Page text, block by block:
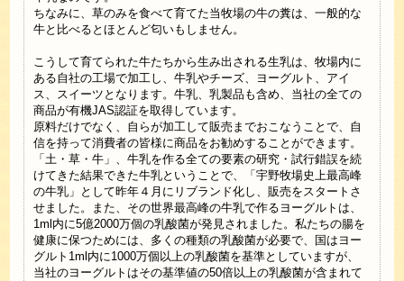
ちなみに、草のみを食べて育てた当牧場の牛の糞は、一般的な
牛と比べるとほとんど匂いもしません。
こうして育てられた牛たちから生み出される生乳は、牧場内に
ある自社の工場で加工し、牛乳やチーズ、ヨーグルト、アイ
ス、スイーツとなります。牛乳、乳製品も含め、当社の全ての
商品が有機JAS認証を取得しています。
原料だけでなく、自らが加工して販売までおこなうことで、自
信を持って消費者の皆様に商品をお勧めすることができます。
「土・草・牛」、牛乳を作る全ての要素の研究・試行錯誤を続
けてきた結果できた牛乳ということで、「宇野牧場史上最高峰
の牛乳」として昨年４月にリブランド化し、販売をスタートさ
せました。また、その世界最高峰の牛乳で作るヨーグルトは、
1ml内に5億2000万個の乳酸菌が発見されました。私たちの腸を
健康に保つためには、多くの種類の乳酸菌が必要で、国はヨー
グルト1ml内に1000万個以上の乳酸菌を基準としていますが、
当社のヨーグルトはその基準値の50倍以上の乳酸菌が含まれて